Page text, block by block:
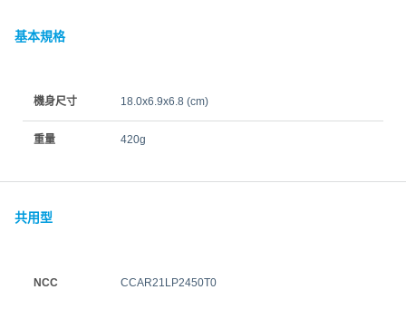
基本規格
機身尺寸 18.0x6.9x6.8 (cm)
重量 420g
共用型
NCC CCAR21LP2450T0